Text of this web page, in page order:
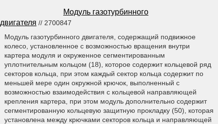
Модуль газотурбинного
двигателя // 2700847
Модуль газотурбинного двигателя, содержащий подвижное
колесо, установленное с возможностью вращения внутри
картера модуля и окруженное сегментированным
уплотнительным кольцом (18), которое содержит кольцевой ряд
секторов кольца, при этом каждый сектор кольца содержит по
меньшей мере один окружной крючок, выполненный с
возможностью взаимодействия с кольцевой направляющей
крепления картера, при этом модуль дополнительно содержит
сегментированную кольцевую защитную прокладку (50), которая
установлена между крючками секторов кольца и направляющей